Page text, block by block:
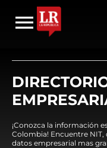
¡Conozca la información
Colombia! Encuentre NIT,
datos empresarial mas